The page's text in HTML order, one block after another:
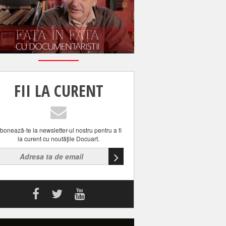
FII LA CURENT
te la newsletter-ul nostru pentru a fi
la curent cu noutăţile Docuart.